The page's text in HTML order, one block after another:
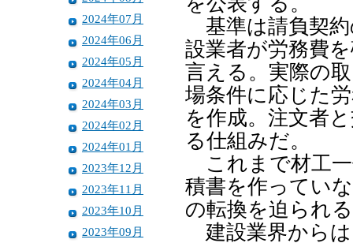
2024年07月
2024年06月
2024年05月
2024年04月
2024年03月
2024年02月
2024年01月
2023年12月
2023年11月
2023年10月
2023年09月
基準は請負契約
設業者が労務費
言える。実際の
場条件に応じた
を作成。注文者
る仕組みだ。
これまで材工
積書を作ってい
の転換を迫られ
建設業界からは